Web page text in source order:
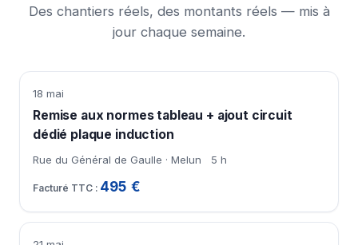
Des chantiers réels, des montants réels — mis à
jour chaque semaine.
18 mai
Remise aux normes tableau + ajout circuit
dédié plaque induction
Rue du Général de Gaulle · Melun 5 h
495 €